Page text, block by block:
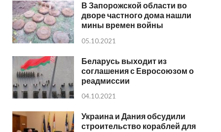
В Запорожской области во
дворе частного дома нашли
мины времен войны
05.10.2021
Беларусь выходит из
соглашения с Евросоюзом о
реадмиссии
04.10.2021
Украина и Дания обсудили
строительство кораблей для